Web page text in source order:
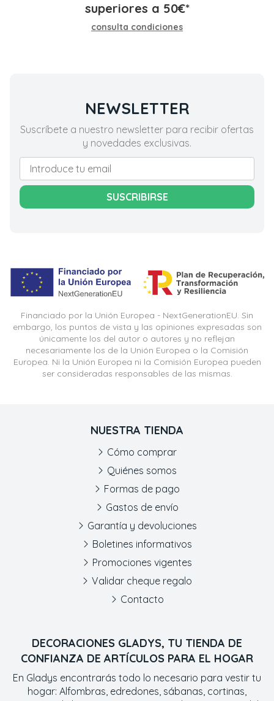
superiores a 50€*
consulta condiciones
NEWSLETTER
Suscríbete a nuestro newsletter para recibir ofertas
y novedades exclusivas.
SUSCRIBIRSE
Financiado por la Unión Europea - NextGenerationEU. Sin
embargo, los puntos de vista y las opiniones expresadas son
únicamente los del autor o autores y no reflejan
necesariamente los de la Unión Europea o la Comisión
Europea. Ni la Unión Europea ni la Comisión Europea pueden
ser consideradas responsables de las mismas.
DECORACIONES GLADYS, TU TIENDA DE
CONFIANZA DE ARTÍCULOS PARA EL HOGAR
En Gladys encontrarás todo lo necesario para vestir tu
hogar: Alfombras, edredones, sábanas, cortinas,
NUESTRA TIENDA
Cómo comprar
Quiénes somos
Formas de pago
Gastos de envío
Garantía y devoluciones
Boletines informativos
Promociones vigentes
Validar cheque regalo
Contacto